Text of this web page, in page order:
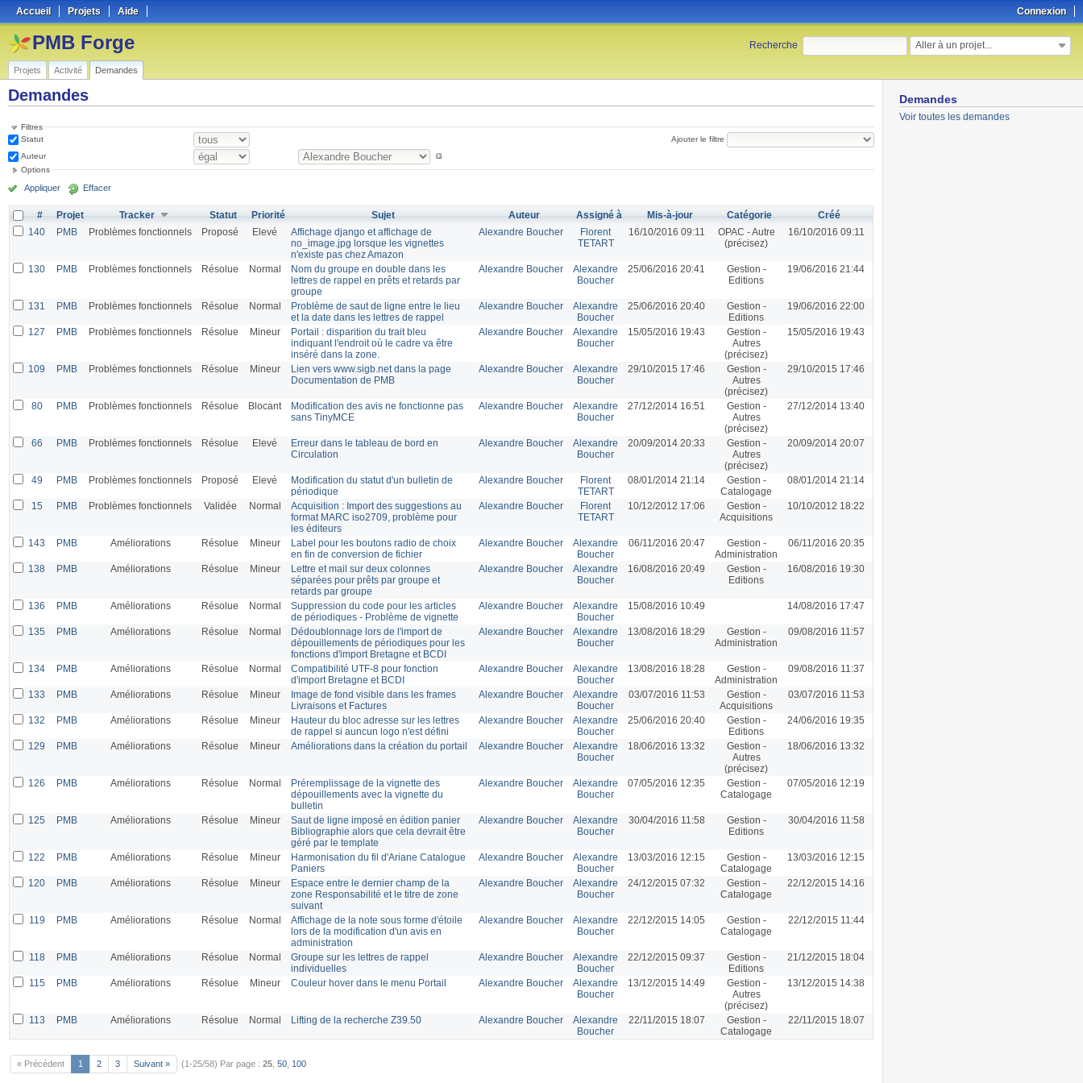
Connexion
Accueil Projets Aide
Recherche: Aller à un projet...
PMB Forge
Projets Activité Demandes
Demandes
Voir toutes les demandes
Demandes
Filtres
Statut
Auteur
Ajouter le filtre
Options
Appliquer Effacer
# Projet Tracker Statut Priorité Sujet Auteur Assigné à Mis-à-jour Catégorie
Créé
140
PMB Problèmes fonctionnels Proposé Elevé
Affichage django et affichage de
no_image.jpg lorsque les vignettes
n'existe pas chez Amazon
Alexandre Boucher
Florent
TETART
16/10/2016 09:11
OPAC - Autre
(précisez)
16/10/2016 09:11
130 PMB Problèmes fonctionnels Résolue Normal
Nom du groupe en double dans les
lettres de rappel en prêts et retards par
groupe
Alexandre Boucher
Alexandre
Boucher
25/06/2016 20:41
Gestion -
Editions
19/06/2016 21:44
131 PMB Problèmes fonctionnels Résolue Normal
Problème de saut de ligne entre le lieu
et la date dans les lettres de rappel
Alexandre Boucher
Alexandre
Boucher
25/06/2016 20:40
Gestion -
Editions
19/06/2016 22:00
127 PMB Problèmes fonctionnels Résolue Mineur
Portail : disparition du trait bleu
indiquant l'endroit où le cadre va être
inséré dans la zone.
Alexandre Boucher
Alexandre
Boucher
15/05/2016 19:43
Gestion -
Autres
(précisez)
15/05/2016 19:43
109 PMB Problèmes fonctionnels Résolue Mineur
Lien vers www.sigb.net dans la page
Documentation de PMB
Alexandre Boucher
Alexandre
Boucher
29/10/2015 17:46
Gestion -
Autres
(précisez)
29/10/2015 17:46
80 PMB Problèmes fonctionnels Résolue Blocant
Modification des avis ne fonctionne pas
sans TinyMCE
Alexandre Boucher
Alexandre
Boucher
27/12/2014 16:51
Gestion -
Autres
(précisez)
27/12/2014 13:40
66 PMB Problèmes fonctionnels Résolue Elevé
Erreur dans le tableau de bord en
Circulation
Alexandre Boucher
Alexandre
Boucher
20/09/2014 20:33
Gestion -
Autres
(précisez)
20/09/2014 20:07
49 PMB Problèmes fonctionnels Proposé Elevé
Modification du statut d'un bulletin de
périodique
Alexandre Boucher
Florent
TETART
08/01/2014 21:14
Gestion -
Catalogage
08/01/2014 21:14
15 PMB Problèmes fonctionnels Validée Normal
Acquisition : Import des suggestions au
format MARC iso2709, problème pour
les éditeurs
Alexandre Boucher
Florent
TETART
10/12/2012 17:06
Gestion -
Acquisitions
10/10/2012 18:22
143 PMB Améliorations Résolue Mineur
Label pour les boutons radio de choix
en fin de conversion de fichier
Alexandre Boucher
Alexandre
Boucher
06/11/2016 20:47
Gestion -
Administration
06/11/2016 20:35
138 PMB Améliorations Résolue Mineur
Lettre et mail sur deux colonnes
séparées pour prêts par groupe et
retards par groupe
Alexandre Boucher
Alexandre
Boucher
16/08/2016 20:49
Gestion -
Editions
16/08/2016 19:30
136 PMB Améliorations Résolue Normal
Suppression du code pour les articles
de périodiques - Problème de vignette
Alexandre Boucher
Alexandre
Boucher
15/08/2016 10:49 14/08/2016 17:47
135 PMB Améliorations Résolue Normal
Dédoublonnage lors de l'import de
dépouillements de périodiques pour les
fonctions d'import Bretagne et BCDI
Alexandre Boucher
Alexandre
Boucher
13/08/2016 18:29
Gestion -
Administration
09/08/2016 11:57
134 PMB Améliorations Résolue Normal
Compatibilité UTF-8 pour fonction
d'import Bretagne et BCDI
Alexandre Boucher
Alexandre
Boucher
13/08/2016 18:28
Gestion -
Administration
09/08/2016 11:37
133 PMB Améliorations Résolue Mineur
Image de fond visible dans les frames
Livraisons et Factures
Alexandre Boucher
Alexandre
Boucher
03/07/2016 11:53
Gestion -
Acquisitions
03/07/2016 11:53
132 PMB Améliorations Résolue Mineur
Hauteur du bloc adresse sur les lettres
de rappel si auncun logo n'est défini
Alexandre Boucher
Alexandre
Boucher
25/06/2016 20:40
Gestion -
Editions
24/06/2016 19:35
129 PMB Améliorations Résolue Mineur Améliorations dans la création du portail Alexandre Boucher
Alexandre
Boucher
18/06/2016 13:32
Gestion -
Autres
(précisez)
18/06/2016 13:32
126 PMB Améliorations Résolue Normal
Préremplissage de la vignette des
dépouillements avec la vignette du
bulletin
Alexandre Boucher
Alexandre
Boucher
07/05/2016 12:35
Gestion -
Catalogage
07/05/2016 12:19
125 PMB Améliorations Résolue Mineur
Saut de ligne imposé en édition panier
Bibliographie alors que cela devrait être
géré par le template
Alexandre Boucher
Alexandre
Boucher
30/04/2016 11:58
Gestion -
Editions
30/04/2016 11:58
122 PMB Améliorations Résolue Mineur
Harmonisation du fil d'Ariane Catalogue
Paniers
Alexandre Boucher
Alexandre
Boucher
13/03/2016 12:15
Gestion -
Catalogage
13/03/2016 12:15
120 PMB Améliorations Résolue Mineur
Espace entre le dernier champ de la
zone Responsabilité et le titre de zone
suivant
Alexandre Boucher
Alexandre
Boucher
24/12/2015 07:32
Gestion -
Catalogage
22/12/2015 14:16
119 PMB Améliorations Résolue Normal
Affichage de la note sous forme d'étoile
lors de la modification d'un avis en
administration
Alexandre Boucher
Alexandre
Boucher
22/12/2015 14:05
Gestion -
Catalogage
22/12/2015 11:44
118 PMB Améliorations Résolue Normal
Groupe sur les lettres de rappel
individuelles
Alexandre Boucher
Alexandre
Boucher
22/12/2015 09:37
Gestion -
Editions
21/12/2015 18:04
115 PMB Améliorations Résolue Mineur Couleur hover dans le menu Portail Alexandre Boucher
Alexandre
Boucher
13/12/2015 14:49
Gestion -
Autres
(précisez)
13/12/2015 14:38
113 PMB Améliorations Résolue Normal Lifting de la recherche Z39.50 Alexandre Boucher
Alexandre
Boucher
22/11/2015 18:07
Gestion -
Catalogage
22/11/2015 18:07
« Précédent 1 2 3 Suivant » (1-25/58) Par page : 25 50 100